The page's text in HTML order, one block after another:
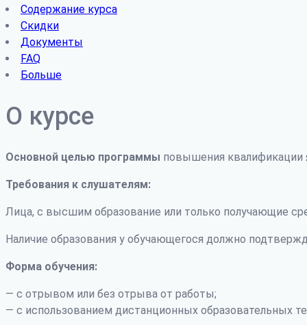
Содержание курса
Скидки
Документы
FAQ
Больше
О курсе
Основной целью программы повышения квалификации
Требования к слушателям:
Лица, с высшим образование или только получающие
Наличие образования у обучающегося должно
Форма обучения:
— с отрывом или без отрыва от работы;
— с использованием дистанционных образовательных